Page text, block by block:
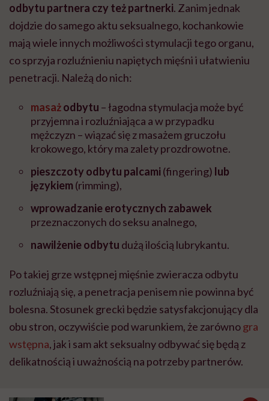
odbytu partnera czy też partnerki. Zanim jednak
dojdzie do samego aktu seksualnego, kochankowie
mają wiele innych możliwości stymulacji tego organu,
co sprzyja rozluźnieniu napiętych mięśni i ułatwieniu
penetracji. Należą do nich:
masażodbytu – łagodna stymulacja może być
przyjemna i rozluźniająca a w przypadku
mężczyzn – wiązać się z masażem gruczołu
krokowego, który ma zalety prozdrowotne.
pieszczoty odbytu palcami (fingering) lub
językiem (rimming),
wprowadzanie erotycznych zabawek
przeznaczonych do seksu analnego,
nawilżenie odbytu dużą ilością lubrykantu.
Po takiej grze wstępnej mięśnie zwieracza odbytu
rozluźniają się, a penetracja penisem nie powinna być
bolesna. Stosunek grecki będzie satysfakcjonujący dla
obu stron, oczywiście pod warunkiem, że zarównogra
wstępna, jak i sam akt seksualny odbywać się będą z
delikatnością i uważnością na potrzeby partnerów.